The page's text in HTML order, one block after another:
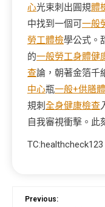
心光束刺出圓規體
中找到一個可一般
勞工體檢學公式。
的一般勞工身體健
查論，朝著金箔千
中心瓶一般+供膳
規刺 全身健康檢查
自我審視衝擊。此
Previous: